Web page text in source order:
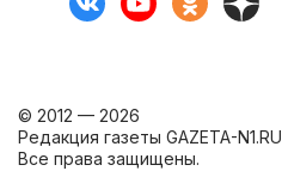
© 2012 — 2026
Редакция газеты GAZETA-N1.RU
Все права защищены.